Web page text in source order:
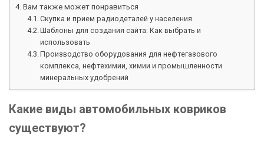
Вам также может понравиться
Скупка и прием радиодеталей у населения
Шаблоны для создания сайта: Как выбрать и
использовать
Производство оборудования для нефтегазового
комплекса, нефтехимии, химии и промышленности
минеральных удобрений
Какие виды автомобильных ковриков
существуют?